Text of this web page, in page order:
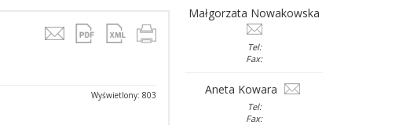
Wyświetlony: 803
Małgorzata Nowakowska
Tel:
Fax:
Aneta Kowara
Tel:
Fax: